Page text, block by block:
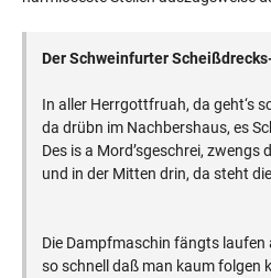
Der Schweinfurter
In aller Herrgottfruah, da geht‘s
da drübn im Nachbershaus, es
Des is a Mord’sgeschrei, zwengs
und in der Mitten drin, da steht
Die Dampfmaschin fängts laufen
so schnell daß man kaum folgen